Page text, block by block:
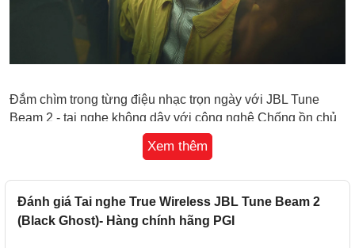
Đắm chìm trong từng điệu nhạc trọn ngày với JBL Tune
Beam 2 - tai nghe không dây với công nghệ Chống ồn chủ
động thích ứng đỉnh cao. Hòa mình vào chất âm JBL Pure
Bass đích thực cùng âm thanh không gian JBL Spatial
bất tận mỗi ngày bất kể thời tiết. Tận hưởng những cuộc
gọi hoàn hảo không bị làm phiền bởi tiếng ồn xung quanh,
Xem thêm
Đánh giá Tai nghe True Wireless JBL Tune Beam 2
(Black Ghost)- Hàng chính hãng PGI